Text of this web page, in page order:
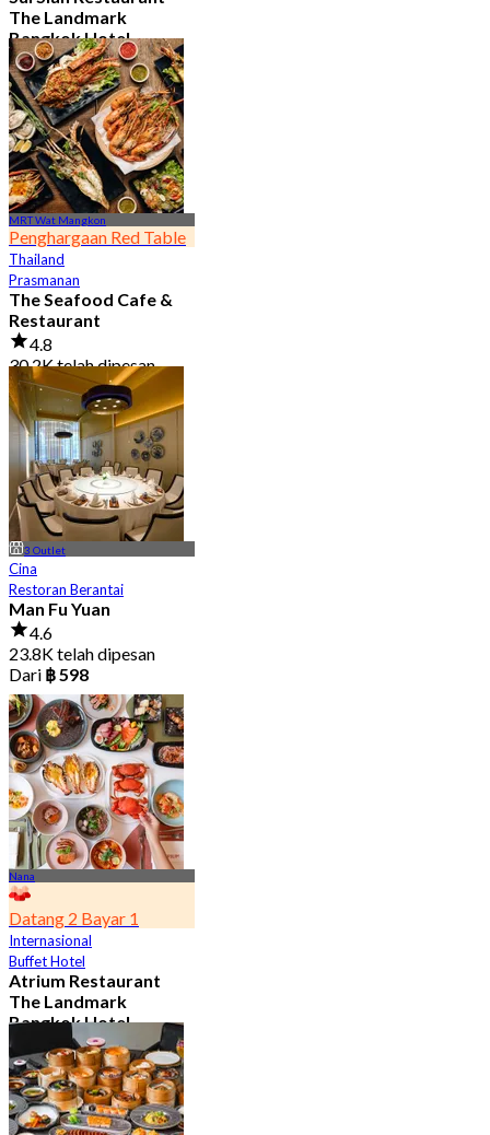
The Landmark
Bangkok Hotel
4.7
15.1K telah dipesan
Dari฿ 808
MRT Wat Mangkon
Penghargaan Red Table
Thailand
Prasmanan
The Seafood Cafe &
Restaurant
4.8
30.2K telah dipesan
Dari฿ 645
3 Outlet
Cina
Restoran Berantai
Man Fu Yuan
4.6
23.8K telah dipesan
Dari ฿ 598
Nana
Datang 2 Bayar 1
Internasional
Buffet Hotel
Atrium Restaurant
The Landmark
Bangkok Hotel
4.6
10.7K telah dipesan
Dari฿ 495